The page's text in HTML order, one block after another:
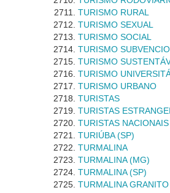
TURISMO RURAL
TURISMO SEXUAL
TURISMO SOCIAL
TURISMO
TURISMO
TURISMO
TURISMO URBANO
TURISTAS
TURISTAS
TURISTAS NACIONAIS
TURIÚBA (SP)
TURMALINA
TURMALINA (MG)
TURMALINA (SP)
TURMALINA GRANITO